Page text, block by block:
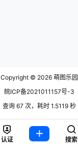
Copyright © 2026 萌图乐园
皖ICP备2021011157号-3
查询 67 次，耗时 1.5119 秒
认证 搜索